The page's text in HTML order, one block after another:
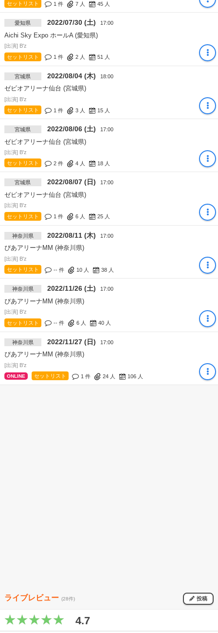
セットリスト
1 件 7人 45人
愛知県 2022/07/30 (土) 17:00
Aichi Sky Expo ホールA (愛知県)
[出演] B'z
セットリスト
1 件 2人 51 人
宮城県 2022/08/04 (木) 18:00
ゼビオアリーナ仙台 (宮城県)
[出演] B'z
セットリスト
1 件 3人 15人
宮城県 2022/08/06 (土) 17:00
ゼビオアリーナ仙台 (宮城県)
[出演] B'z
セットリスト
2 件 4人 18人
宮城県 2022/08/07 (日) 17:00
ゼビオアリーナ仙台 (宮城県)
[出演] B'z
セットリスト
1 件 6人 25人
神奈川県 2022/08/11 (木) 17:00
ぴあアリーナMM (神奈川県)
[出演] B'z
セットリスト
-- 件 10人 38人
神奈川県 2022/11/26 (土) 17:00
ぴあアリーナMM (神奈川県)
[出演] B'z
セットリスト
-- 件 6人 40人
神奈川県 2022/11/27 (日) 17:00
ぴあアリーナMM (神奈川県)
[出演] B'z
ONLINE セットリスト 1 件 24人 106人
ライブレビュー (28件) 投稿
4.7